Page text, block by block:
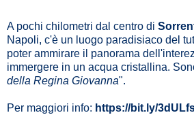
A pochi chilometri dal centro di
Napoli, c'è un luogo paradisiaco del
poter ammirare il panorama
immergere in un acqua cristallina.
della Regina Giovanna".
Per maggiori info: https://bit.ly/